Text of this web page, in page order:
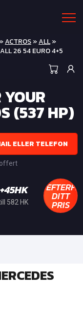
»ACTROS»ALL»
26 54 EURO 4+5
YOUR
(537 HP)
ELLER TELEFON
offert
+45HK
582 HK DITT
PRIS